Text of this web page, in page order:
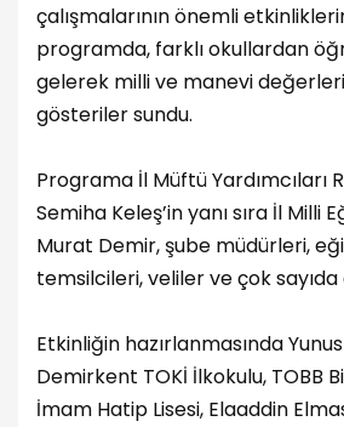
çalışmalarının önemli
programda, farklı okullardan
gelerek milli ve manevi
gösteriler sundu.
Programa İl Müftü Yardımcıları
Semiha Keleş’in yanı sıra İl Milli
Murat Demir, şube müdürleri,
temsilcileri, veliler ve çok sayıda
Etkinliğin hazırlanmasında
Demirkent TOKİ İlkokulu, TOBB
İmam Hatip Lisesi, Elaaddin